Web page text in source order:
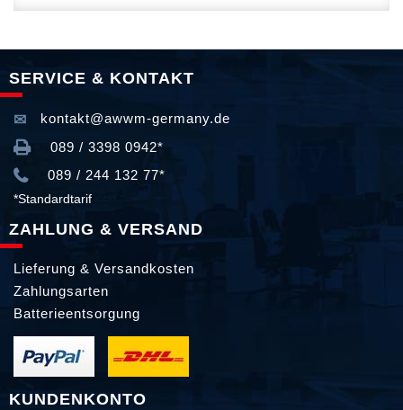
SERVICE & KONTAKT
kontakt@awwm-germany.de
089 / 3398 0942*
089 / 244 132 77*
*Standardtarif
ZAHLUNG & VERSAND
Lieferung & Versandkosten
Zahlungsarten
Batterieentsorgung
KUNDENKONTO